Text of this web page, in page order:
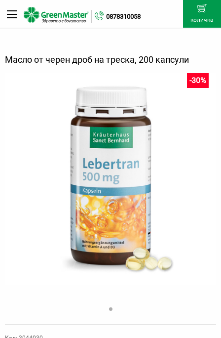
0878310058 количка
Масло от черен дроб на треска, 200 капсули
-30%